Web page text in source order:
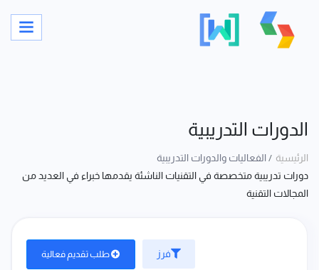
الدورات التدريبية
الرئيسية
الفعاليات والدورات التدريبية
دورات تدريبية متخصصة في التقنيات الناشئة يقدمها خبراء في العديد من
المجالات التقنية
طلب تقديم فعالية فرز